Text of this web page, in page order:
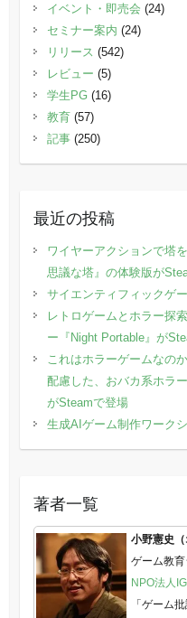
イベント・即売会 (24)
セミナー案内 (24)
リリース (542)
レビュー (5)
学生PG(16)
教育(57)
記事(250)
最近の投稿
ワイヤーアクションで塔
思議な塔』の体験版が
サイエンティフィックゲ
レトロゲームとホラー探
ー『Night Portable』が
これはホラーゲームなの
配慮した、おバカ系ホラ
がSteamで登場
生成AIゲーム制作ワーク
著者一覧
小野憲史（
ゲーム教育
NPO法人
「ゲーム